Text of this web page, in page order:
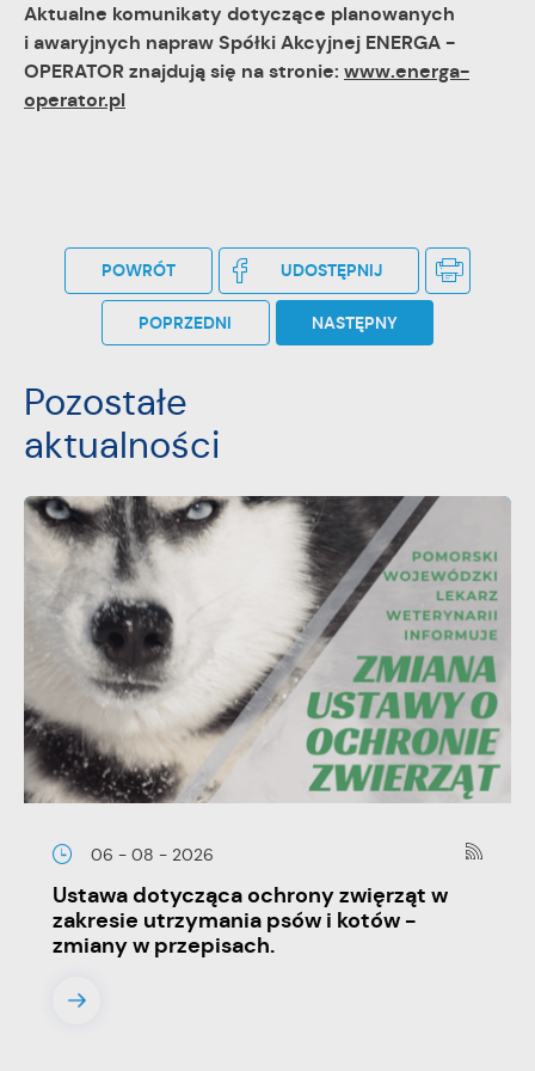
Aktualne komunikaty dotyczące planowanych
i awaryjnych napraw Spółki Akcyjnej ENERGA -
OPERATOR znajdują się na stronie: www.energa-
operator.pl
POWRÓT UDOSTĘPNIJ
POPRZEDNI NASTĘPNY
Pozostałe
aktualności
06 - 08 - 2026
Ustawa dotycząca ochrony zwięrząt w
zakresie utrzymania psów i kotów -
zmiany w przepisach.
stronach podmiotów trzecich lub firm będących naszymi
partnerami oraz innych dostawców usług. Firmy te działają w
charakterze pośredników prezentujących nasze treści w
postaci wiadomości, ofert, komunikatów mediów
społecznościowych.